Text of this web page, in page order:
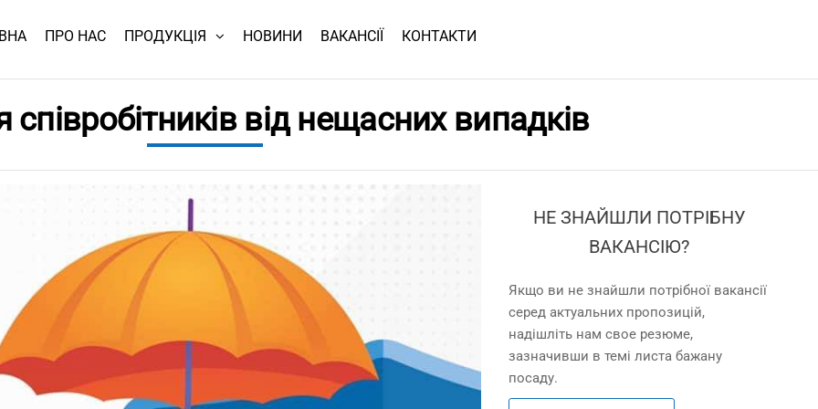
ПРО НАС ПРОДУКЦІЯ НОВИНИ ВАКАНСІЇ КОНТАКТИ
співробітників від нещасних випадків
НЕ ЗНАЙШЛИ ПОТРІБНУ
ВАКАНСІЮ?
Якщо ви не знайшли потрібної вакансії
серед актуальних пропозицій,
надішліть нам свое резюме,
зазначивши в темі листа бажану
посаду.